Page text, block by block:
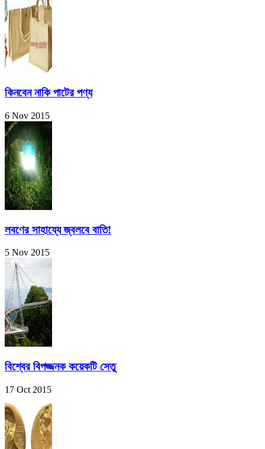
কিনবেন নাকি পাটের পণ্য
6 Nov 2015
লবণের সাহায্যে জ্বলবে বাতি!
5 Nov 2015
বিশ্বের বিপজ্জনক কয়েকটি সেতু
17 Oct 2015